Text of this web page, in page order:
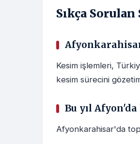
Sıkça
Kesim işlemleri,
kesim sürecini
Bu yıl
Afyonkarahisar'da